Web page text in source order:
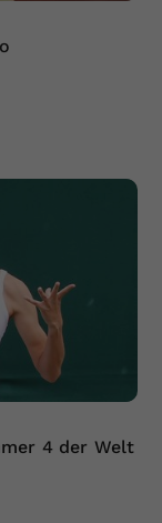
4 der Welt